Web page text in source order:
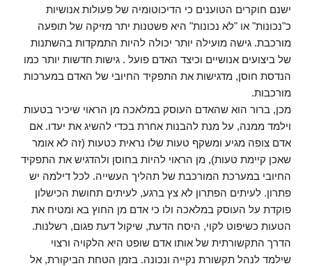
ישנם חוקרים הטוענים כי הדיכוטומיה של פעולות אנושיות
כ"נכונות" או "לא נכונות" היא פשטנות יתר מזיקה של תופעה
מורכבת. גישה מועילה יותר יכולה להיות התמקדות בהשתנות
של ביצועים אנושיים וכיצד האדם פועל . גישות חדשות יותר כמו
הנדסת חוסן, מדגישות את התפקיד החיובי של האדם במערכות
מורכבות.
מכן, ברור הוא שהאדם העוסק במלאכה מן הראוי שיכיר בטעות
וילמד ממנה, על מנת להבנות אחרת בכדי להשיג את יעדו. אם
אדם צופה מגיע ומשקף טעות שלו נראית כטעות (זה לא אומר
שאכן קיימת טעות), מן הראוי להיות בחוסן ולהדגיש את התפקיד
החיובי במערכת המורכבת של תהליך העשייה. לכל דילמה יש
פתרון. לעיתים הפתרון לא צץ ברגע, לעיתים תחושת הכישלון
פוקדת על העוסק במלאכה ולו כי אדם מן החוץ בא ומטיח את
הטעות כשיפוט לקוי, היסח הדעת, שיקול דעת פגום, רשלנות.
הדרך התקשורתית של אותו אדם שופט היא הלקויה ורצוי
שילמד לנהל תקשורת נקייה ונכונה. בזמן הטחת הביקורת, אל